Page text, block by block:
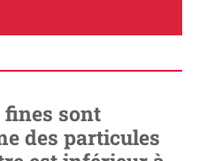
fines sont
des particules